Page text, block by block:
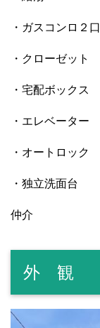
・ガスコンロ２
・クローゼット
・宅配ボックス
・エレベーター
・オートロック
・独立洗面台
仲介
外 観